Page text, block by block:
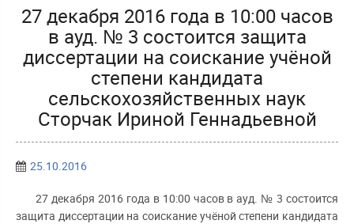
27 декабря 2016 года в 10:00 часов
в ауд. № 3 состоится защита
диссертации на соискание учёной
степени кандидата
сельскохозяйственных наук
Сторчак Ириной Геннадьевной
25.10.2016
27 декабря 2016 года в 10:00 часов в ауд. № 3 состоится
защита диссертации на соискание учёной степени кандидата